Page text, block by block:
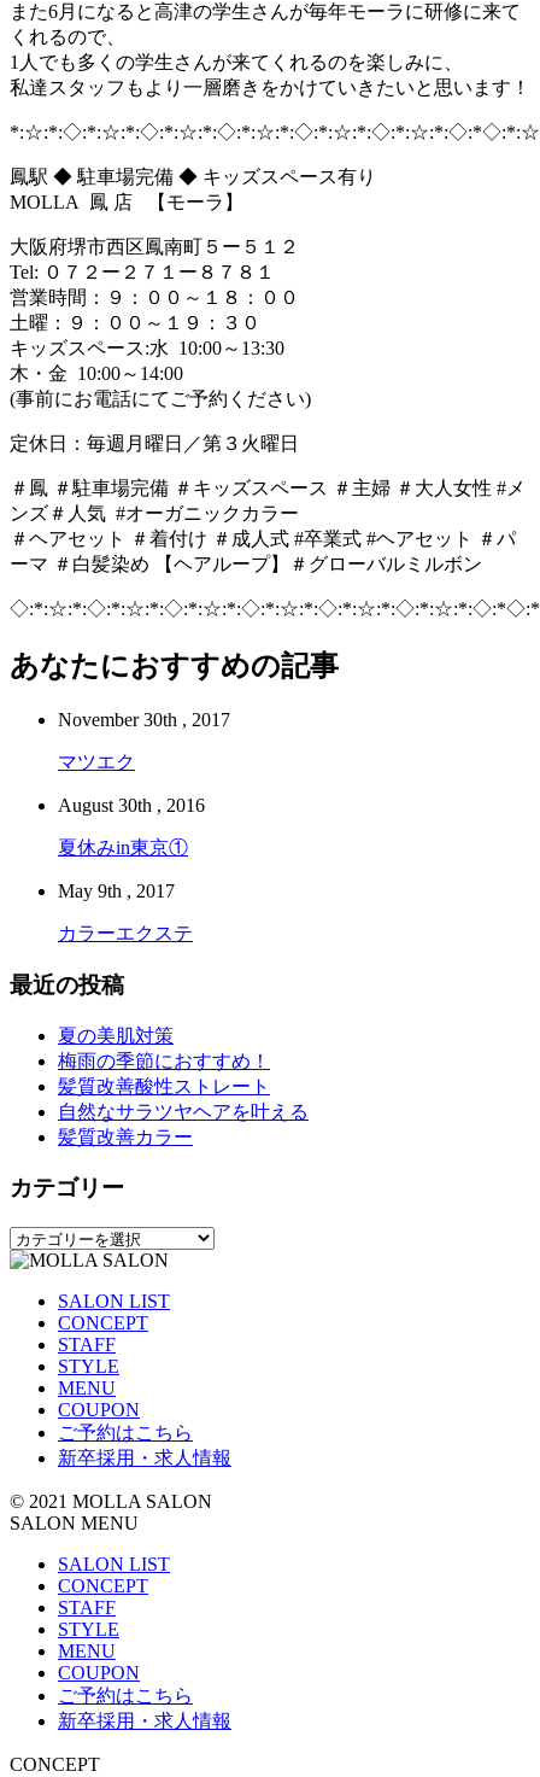
また6月になると高津の学生さんが毎年モーラに研修に来て
くれるので、
1人でも多くの学生さんが来てくれるのを楽しみに、
私達スタッフもより一層磨きをかけていきたいと思います！
鳳駅 ◆ 駐車場完備 ◆ キッズスペース有り
MOLLA 鳳 店 【モーラ】
大阪府堺市西区鳳南町５ー５１２
Tel: ０７２ー２７１ー８７８１
営業時間：９：００～１８：００
土曜：９：００～１９：３０
キッズスペース:水 10:00～13:30
木・金 10:00～14:00
(事前にお電話にてご予約ください)
定休日：毎週月曜日／第３火曜日
＃鳳 ＃駐車場完備 ＃キッズスペース ＃主婦 ＃大人女性 #メ
ンズ＃人気 #オーガニックカラー
＃ヘアセット ＃着付け ＃成人式 #卒業式 #ヘアセット ＃パ
ーマ ＃白髪染め 【ヘアループ】＃グローバルミルボン
あなたにおすすめの記事
November 30th , 2017
マツエク
August 30th , 2016
夏休みin東京①
May 9th , 2017
カラーエクステ
最近の投稿
夏の美肌対策
梅雨の季節におすすめ！
髪質改善酸性ストレート
自然なサラツヤヘアを叶える
髪質改善カラー
カテゴリー
カ
テ
SALON LIST
CONCEPT
STAFF
STYLE
MENU
COUPON
ご予約はこちら
新卒採用・求人情報
© 2021 MOLLA SALON
SALON MENU
SALON LIST
CONCEPT
STAFF
STYLE
MENU
COUPON
ご予約はこちら
新卒採用・求人情報
CONCEPT